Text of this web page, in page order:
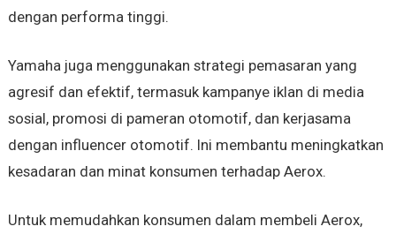
dengan performa tinggi.
Yamaha juga menggunakan strategi pemasaran yang
agresif dan efektif, termasuk kampanye iklan di media
sosial, promosi di pameran otomotif, dan kerjasama
dengan influencer otomotif. Ini membantu meningkatkan
kesadaran dan minat konsumen terhadap Aerox.
Untuk memudahkan konsumen dalam membeli Aerox,